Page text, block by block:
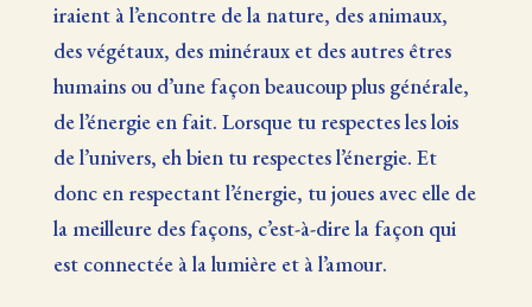
iraient à l’encontre de la nature, des animaux,
des végétaux, des minéraux et des autres êtres
humains ou d’une façon beaucoup plus générale,
de l’énergie en fait. Lorsque tu respectes les lois
de l’univers, eh bien tu respectes l’énergie. Et
donc en respectant l’énergie, tu joues avec elle de
la meilleure des façons, c’est-à-dire la façon qui
est connectée à la lumière et à l’amour.